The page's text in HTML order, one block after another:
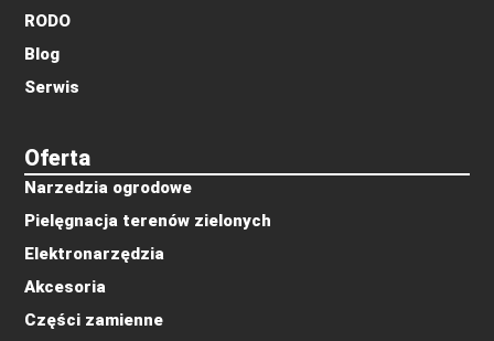
Oferta
Narzedzia ogrodowe
Pielęgnacja terenów zielonych
Elektronarzędzia
Akcesoria
Części zamienne
RODO
Blog
Serwis